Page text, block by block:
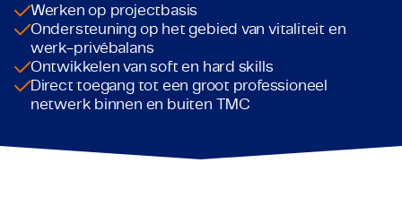
Werken op projectbasis
Ondersteuning op het gebied van vitaliteit en
werk-privébalans
Ontwikkelen van soft en hard skills
Direct toegang tot een groot professioneel
netwerk binnen en buiten TMC